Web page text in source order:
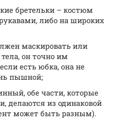
бретельки – костюм
либо на широких
маскировать или
он точно им
есть юбка, она не
пышной;
обе части, которые
делаются из одинаковой
может быть разным).